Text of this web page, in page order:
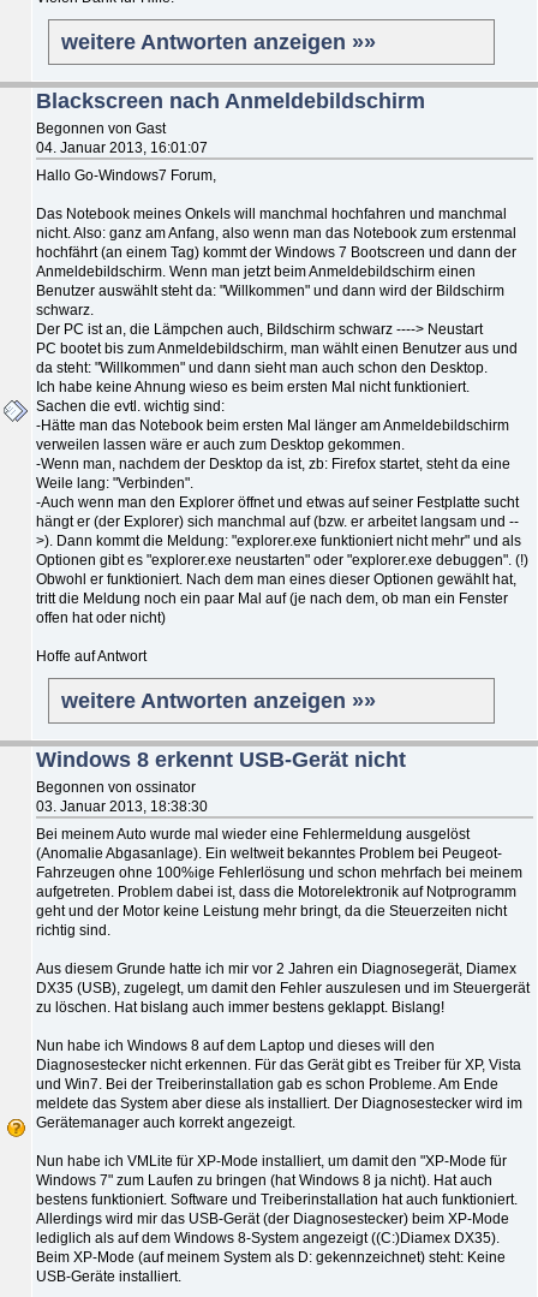
weitere Antworten anzeigen »»
Blackscreen nach Anmeldebildschirm
Begonnen von Gast
04. Januar 2013, 16:01:07
Hallo Go-Windows7 Forum,
Das Notebook meines Onkels will manchmal hochfahren und manchmal
nicht. Also: ganz am Anfang, also wenn man das Notebook zum erstenmal
hochfährt (an einem Tag) kommt der Windows 7 Bootscreen und dann der
Anmeldebildschirm. Wenn man jetzt beim Anmeldebildschirm einen
Benutzer auswählt steht da: "Willkommen" und dann wird der Bildschirm
schwarz.
Der PC ist an, die Lämpchen auch, Bildschirm schwarz ----> Neustart
PC bootet bis zum Anmeldebildschirm, man wählt einen Benutzer aus und
da steht: "Willkommen" und dann sieht man auch schon den Desktop.
Ich habe keine Ahnung wieso es beim ersten Mal nicht funktioniert.
Sachen die evtl. wichtig sind:
-Hätte man das Notebook beim ersten Mal länger am Anmeldebildschirm
verweilen lassen wäre er auch zum Desktop gekommen.
-Wenn man, nachdem der Desktop da ist, zb: Firefox startet, steht da eine
Weile lang: "Verbinden".
-Auch wenn man den Explorer öffnet und etwas auf seiner Festplatte sucht
hängt er (der Explorer) sich manchmal auf (bzw. er arbeitet langsam und --
>). Dann kommt die Meldung: "explorer.exe funktioniert nicht mehr" und als
Optionen gibt es "explorer.exe neustarten" oder "explorer.exe debuggen". (!)
Obwohl er funktioniert. Nach dem man eines dieser Optionen gewählt hat,
tritt die Meldung noch ein paar Mal auf (je nach dem, ob man ein Fenster
offen hat oder nicht)
Hoffe auf Antwort
weitere Antworten anzeigen »»
Windows 8 erkennt USB-Gerät nicht
Begonnen von ossinator
03. Januar 2013, 18:38:30
Bei meinem Auto wurde mal wieder eine Fehlermeldung ausgelöst
(Anomalie Abgasanlage). Ein weltweit bekanntes Problem bei Peugeot-
Fahrzeugen ohne 100%ige Fehlerlösung und schon mehrfach bei meinem
aufgetreten. Problem dabei ist, dass die Motorelektronik auf Notprogramm
geht und der Motor keine Leistung mehr bringt, da die Steuerzeiten nicht
richtig sind.
Aus diesem Grunde hatte ich mir vor 2 Jahren ein Diagnosegerät, Diamex
DX35 (USB), zugelegt, um damit den Fehler auszulesen und im Steuergerät
zu löschen. Hat bislang auch immer bestens geklappt. Bislang!
Nun habe ich Windows 8 auf dem Laptop und dieses will den
Diagnosestecker nicht erkennen. Für das Gerät gibt es Treiber für XP, Vista
und Win7. Bei der Treiberinstallation gab es schon Probleme. Am Ende
meldete das System aber diese als installiert. Der Diagnosestecker wird im
Gerätemanager auch korrekt angezeigt.
Nun habe ich VMLite für XP-Mode installiert, um damit den "XP-Mode für
Windows 7" zum Laufen zu bringen (hat Windows 8 ja nicht). Hat auch
bestens funktioniert. Software und Treiberinstallation hat auch funktioniert.
Allerdings wird mir das USB-Gerät (der Diagnosestecker) beim XP-Mode
lediglich als auf dem Windows 8-System angezeigt ((C:)Diamex DX35).
Beim XP-Mode (auf meinem System als D: gekennzeichnet) steht: Keine
USB-Geräte installiert.